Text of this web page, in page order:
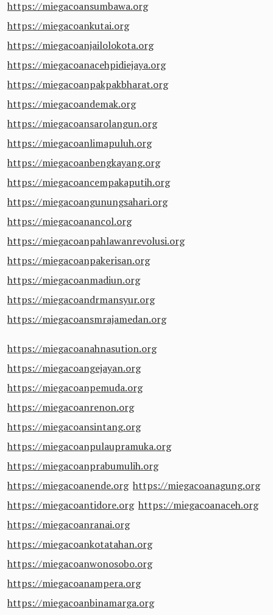
https://miegacoansumbawa.org
https://miegacoankutai.org
https://miegacoanjailolokota.org
https://miegacoanacehpidiejaya.org
https://miegacoanpakpakbharat.org
https://miegacoandemak.org
https://miegacoansarolangun.org
https://miegacoanlimapuluh.org
https://miegacoanbengkayang.org
https://miegacoancempakaputih.org
https://miegacoangunungsahari.org
https://miegacoanancol.org
https://miegacoanpahlawanrevolusi.org
https://miegacoanpakerisan.org
https://miegacoanmadiun.org
https://miegacoandrmansyur.org
https://miegacoansmrajamedan.org
https://miegacoanahnasution.org
https://miegacoangejayan.org
https://miegacoanpemuda.org
https://miegacoanrenon.org
https://miegacoansintang.org
https://miegacoanpulaupramuka.org
https://miegacoanprabumulih.org
https://miegacoanende.org https://miegacoanagung.org
https://miegacoantidore.org https://miegacoanaceh.org
https://miegacoanranai.org
https://miegacoankotatahan.org
https://miegacoanwonosobo.org
https://miegacoanampera.org
https://miegacoanbinamarga.org